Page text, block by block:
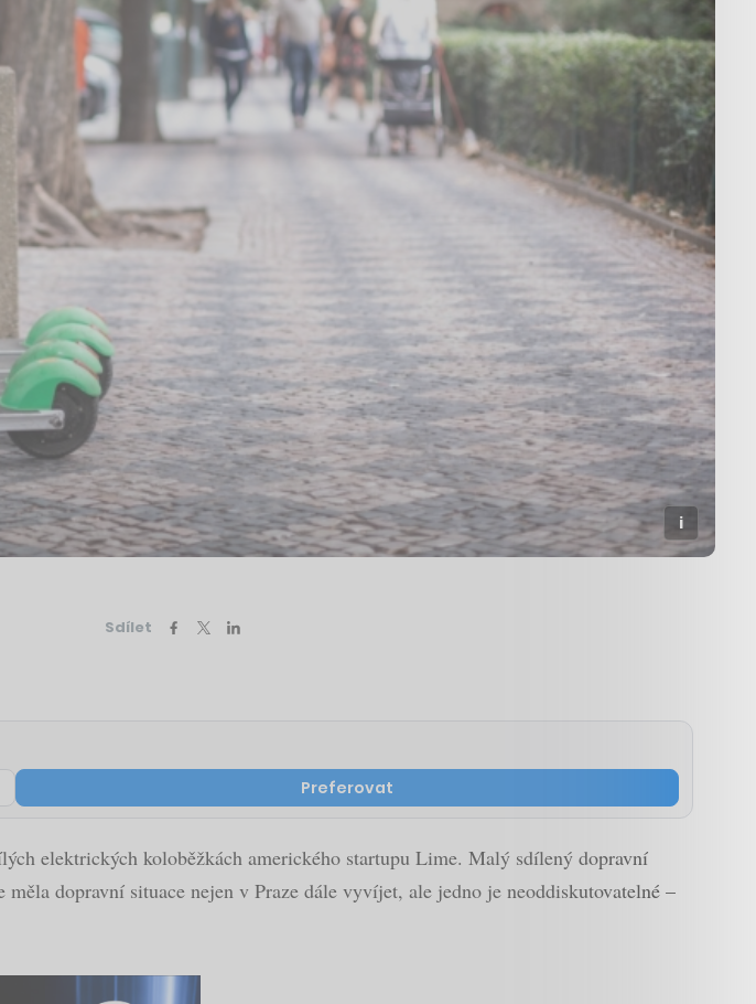
Sdílet
Preferovat
elektrických koloběžkách amerického startupu Lime. Malý sdílený dopravní
dopravní situace nejen v Praze dále vyvíjet, ale jedno je neoddiskutovatelné –